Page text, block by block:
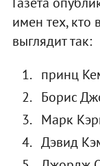
имен тех, кто
выглядит так:
принц
Борис
Марк
Дэвид